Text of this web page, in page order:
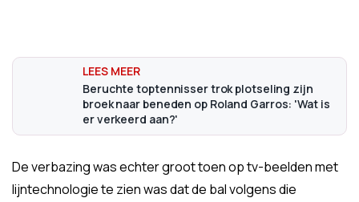
Beruchte toptennisser trok plotseling zijn
broek naar beneden op Roland Garros: 'Wat is
er verkeerd aan?'
De verbazing was echter groot toen op tv-beelden met
lijntechnologie te zien was dat de bal volgens die